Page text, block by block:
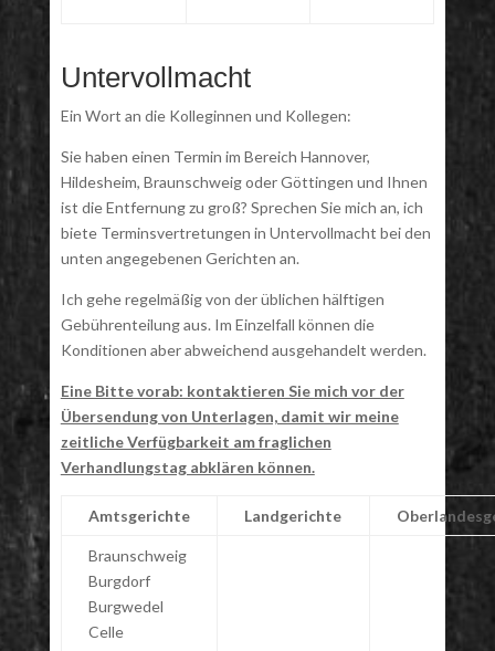
Untervollmacht
Ein Wort an die Kolleginnen und Kollegen:
Sie haben einen Termin im Bereich Hannover,
Hildesheim, Braunschweig oder Göttingen und Ihnen
ist die Entfernung zu groß? Sprechen Sie mich an, ich
biete Terminsvertretungen in Untervollmacht bei den
unten angegebenen Gerichten an.
Ich gehe regelmäßig von der üblichen hälftigen
Gebührenteilung aus. Im Einzelfall können die
Konditionen aber abweichend ausgehandelt werden.
Eine Bitte vorab: kontaktieren Sie mich vor der
Übersendung von Unterlagen, damit wir meine
zeitliche Verfügbarkeit am fraglichen
Verhandlungstag abklären können.
Amtsgerichte Landgerichte
Braunschweig
Burgdorf
Burgwedel
Celle